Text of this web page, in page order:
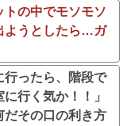
トの中でモソモソ
ようとしたら…ガ
行ったら、階段で
行く気か！！」
だその口の利き方